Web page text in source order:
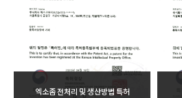
엑소좀 전처리 및 생산방법 특허